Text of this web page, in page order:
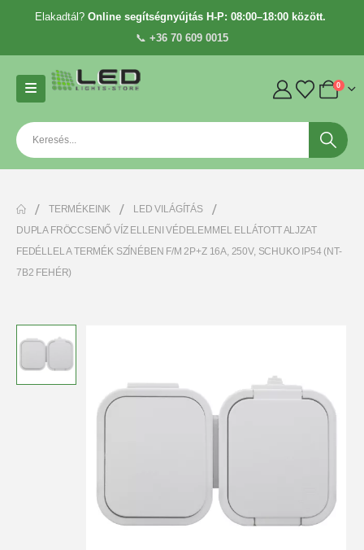
Elakadtál? Online segítségnyújtás H-P: 08:00–18:00 között.
📞 +36 70 609 0015
0
TERMÉKEINK
LED VILÁGÍTÁS
DUPLA FRÖCCSENŐ VÍZ ELLENI VÉDELEMMEL ELLÁTOTT ALJZAT
FEDÉLLEL A TERMÉK SZÍNÉBEN F/M 2P+Z 16A, 250V, SCHUKO IP54 (NT-
7B2 FEHÉR)